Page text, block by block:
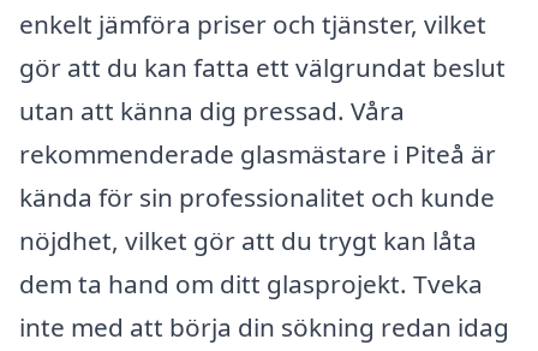
enkelt jämföra priser och tjänster, vilket
gör att du kan fatta ett välgrundat beslut
utan att känna dig pressad. Våra
rekommenderade glasmästare i Piteå är
kända för sin professionalitet och kunde
nöjdhet, vilket gör att du trygt kan låta
dem ta hand om ditt glasprojekt. Tveka
inte med att börja din sökning redan idag